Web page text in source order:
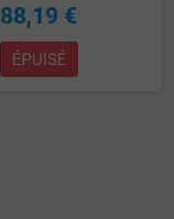
88,19 €
ÉPUISÉ